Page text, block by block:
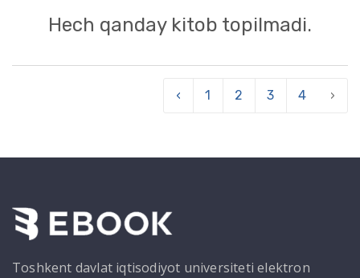
Hech qanday kitob topilmadi.
‹ 1 2 3 4 ›
Toshkent davlat iqtisodiyot universiteti elektron